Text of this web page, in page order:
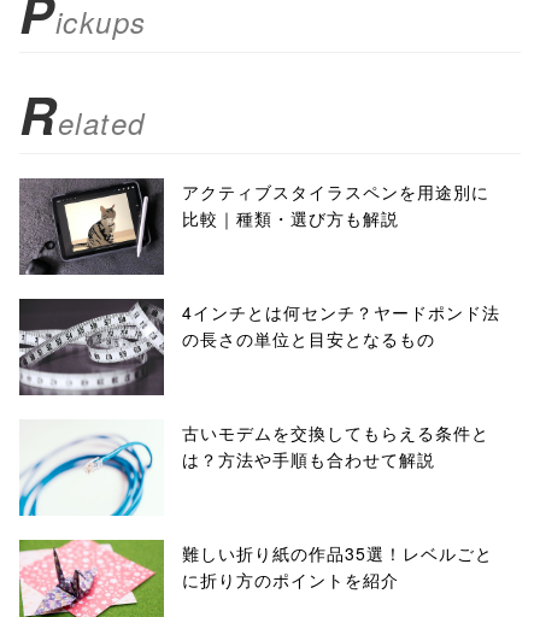
false;"> シェア
ickups
Related
アクティブスタイラスペンを用途別に
比較｜種類・選び方も解説
4インチとは何センチ？ヤードポンド法
の長さの単位と目安となるもの
古いモデムを交換してもらえる条件と
は？方法や手順も合わせて解説
難しい折り紙の作品35選！レベルごと
に折り方のポイントを紹介